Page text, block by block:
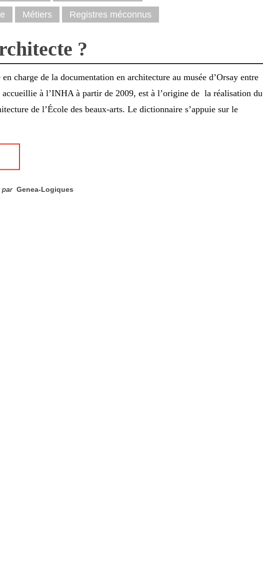
Métiers Registres méconnus
?
charge de la documentation en architecture au musée d’Orsay entre
accueillie à l’INHA à partir de 2009, est à l’origine de la réalisation du
de l’École des beaux-arts. Le dictionnaire s’appuie sur le
par Genea-Logiques